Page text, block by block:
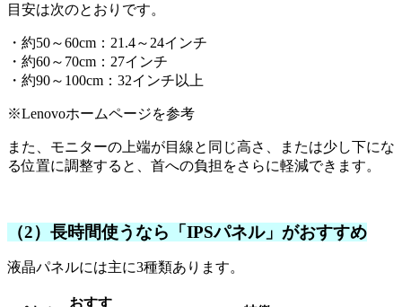
目安は次のとおりです。
・約50～60cm：21.4～24インチ
・約60～70cm：27インチ
・約90～100cm：32インチ以上
※Lenovoホームページを参考
また、モニターの上端が目線と同じ高さ、または少し下にな
る位置に調整すると、首への負担をさらに軽減できます。
（2）長時間使うなら「IPSパネル」がおすすめ
液晶パネルには主に3種類あります。
おすす